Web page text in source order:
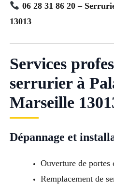
06 28 31 86 20 –
13013
Services
serrurier à
Marseille
Dépannage et
Ouverture de portes
Remplacement de